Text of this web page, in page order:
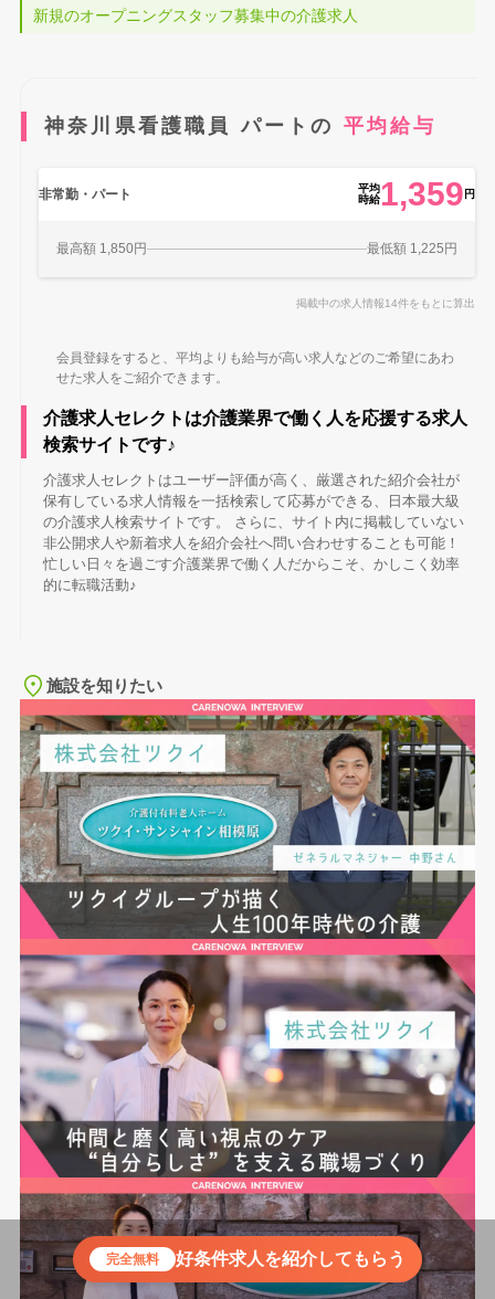
新規のオープニングスタッフ募集中の介護求人
神奈川県看護職員 パートの 平均給与
非常勤・パート
平均
時給1,359 円
最高額 1,850円 最低額 1,225円
掲載中の求人情報14件をもとに算出
会員登録をすると、平均よりも給与が高い求人などのご希望にあわ
せた求人をご紹介できます。
介護求人セレクトは介護業界で働く人を応援する求人
検索サイトです♪
介護求人セレクトはユーザー評価が高く、厳選された紹介会社が
保有している求人情報を一括検索して応募ができる、日本最大級
の介護求人検索サイトです。 さらに、サイト内に掲載していない
非公開求人や新着求人を紹介会社へ問い合わせすることも可能！
忙しい日々を過ごす介護業界で働く人だからこそ、かしこく効率
的に転職活動♪
施設を知りたい
完全無料 好条件求人を紹介してもらう